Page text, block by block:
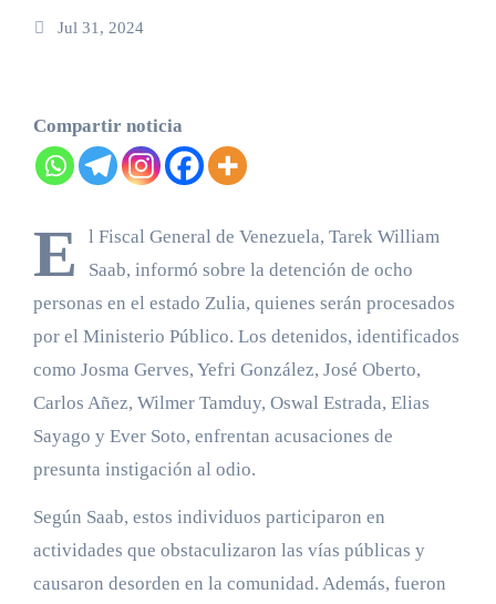
Jul 31, 2024
Compartir noticia
E
l Fiscal General de Venezuela, Tarek William
Saab, informó sobre la detención de ocho
personas en el estado Zulia, quienes serán procesados
por el Ministerio Público. Los detenidos, identificados
como Josma Gerves, Yefri González, José Oberto,
Carlos Añez, Wilmer Tamduy, Oswal Estrada, Elias
Sayago y Ever Soto, enfrentan acusaciones de
presunta instigación al odio.
Según Saab, estos individuos participaron en
actividades que obstaculizaron las vías públicas y
causaron desorden en la comunidad. Además, fueron